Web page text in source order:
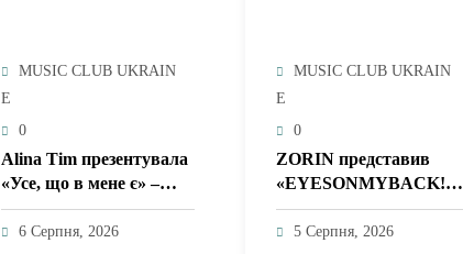
MUSIC CLUB UKRAIN
E
0
Alina Tim презентувала
«Усе, що в мене є» –
пісню про любов без
драм, маніпуляцій і
6 Серпня, 2026
MUSIC CLUB UKRAIN
E
0
ZORIN представив
«EYESONMYBACK!» –
емоційний трек про
боротьбу із власними
5 Серпня, 2026